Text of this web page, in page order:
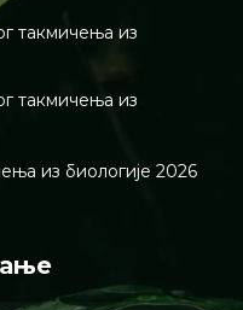
такмичења из
такмичења из
из биологије 2026